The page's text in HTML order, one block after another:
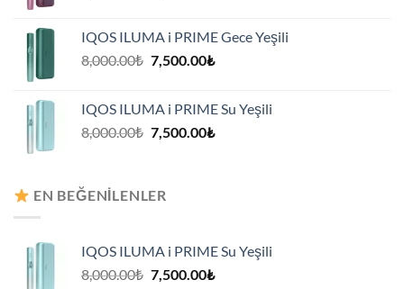
7,500.00₺.
IQOS ILUMA i PRIME Gece Yeşili
8,000.00₺ Orijinal
7,500.00₺Şu
7,500.00₺.
IQOS ILUMA i PRIME Su Yeşili
8,000.00₺ Orijinal
7,500.00₺Şu
EN BEĞENILENLER
IQOS ILUMA i PRIME Su Yeşili
8,000.00₺ Orijinal
7,500.00₺Şu